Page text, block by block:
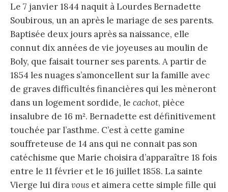
Le 7 janvier 1844 naquit à Lourdes Bernadette
Soubirous, un an après le mariage de ses parents.
Baptisée deux jours après sa naissance, elle
connut dix années de vie joyeuses au moulin de
Boly, que faisait tourner ses parents. A partir de
1854 les nuages s’amoncellent sur la famille avec
de graves difficultés financières qui les mèneront
dans un logement sordide, le cachot, pièce
insalubre de 16 m². Bernadette est définitivement
touchée par l’asthme. C’est à cette gamine
souffreteuse de 14 ans qui ne connait pas son
catéchisme que Marie choisira d’apparaître 18 fois
entre le 11 février et le 16 juillet 1858. La sainte
Vierge lui diravous et aimera cette simple fille qui